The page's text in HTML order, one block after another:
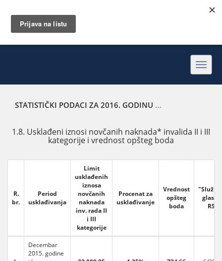
STATISTIČKI PODACI ZA 2016. GODINU
1.8. Usklađeni iznosi novčanih naknada* invalida II i III
kategorije i vrednost opšteg boda
R.
br.
Period
usklađivanja
Limit
usklađenih
iznosa
novčanih
naknada
inv. rada II
i III
kategorije
Procenat za
usklađivanje
Vrednost
opšteg
boda
RS"
Decembar
2015. godine